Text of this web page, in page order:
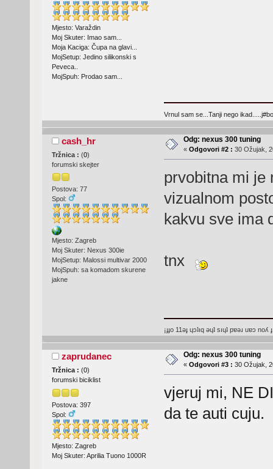
Mjesto: Varaždin
Moj Skuter: Imao sam...
Moja Kaciga: Čupa na glavi...
MojSetup: Jedino silikonski s
Peveca..
MojSpuh: Prodao sam...
Vrnul sam se...Tanji nego
cash_hr
Tržnica : (0)
forumski skejter
Postova: 77
Spol:
Mjesto: Zagreb
Moj Skuter: Nexus 300ie
MojSetup: Malossi multivar 2000
MojSpuh: sa komadom skurene
jakne
Odg: nexus 300 tuning
« Odgovori #2 : 30 Ožujak,
prvobitna mi je
vizualnom
kakvu sve ima
tnx
¡ɟɟo 11ǝɟ ɥɔʇıq ǝɥʇ sıɥʇ pɐǝɹ uɐɔ noʎ
zaprudanec
Tržnica : (0)
forumski biciklist
Postova: 397
Spol:
Mjesto: Zagreb
Moj Skuter: Aprilia Tuono 1000R
Odg: nexus 300 tuning
« Odgovori #3 : 30 Ožujak,
vjeruj mi, NE
da te auti cuju.